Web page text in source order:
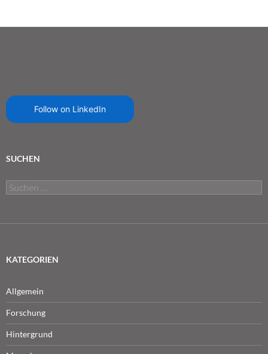
Follow on LinkedIn
SUCHEN
Suchen
nach:
KATEGORIEN
Allgemein
Forschung
Hintergrund